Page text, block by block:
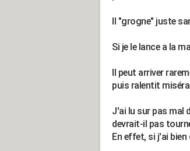
Il "grogne" juste
Si je le lance a la
Il peut arriver
puis ralentit
J'ai lu sur pas mal
devrait-il pas
En effet, si j'ai